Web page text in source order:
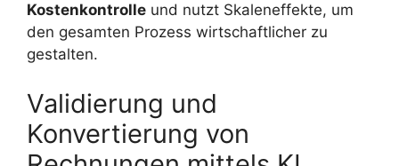
Kostenkontrolle und nutzt Skaleneffekte, um
den gesamten Prozess wirtschaftlicher zu
gestalten.
Validierung und
Konvertierung von